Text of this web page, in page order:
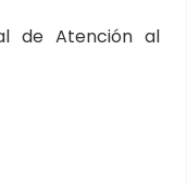
de Atención al